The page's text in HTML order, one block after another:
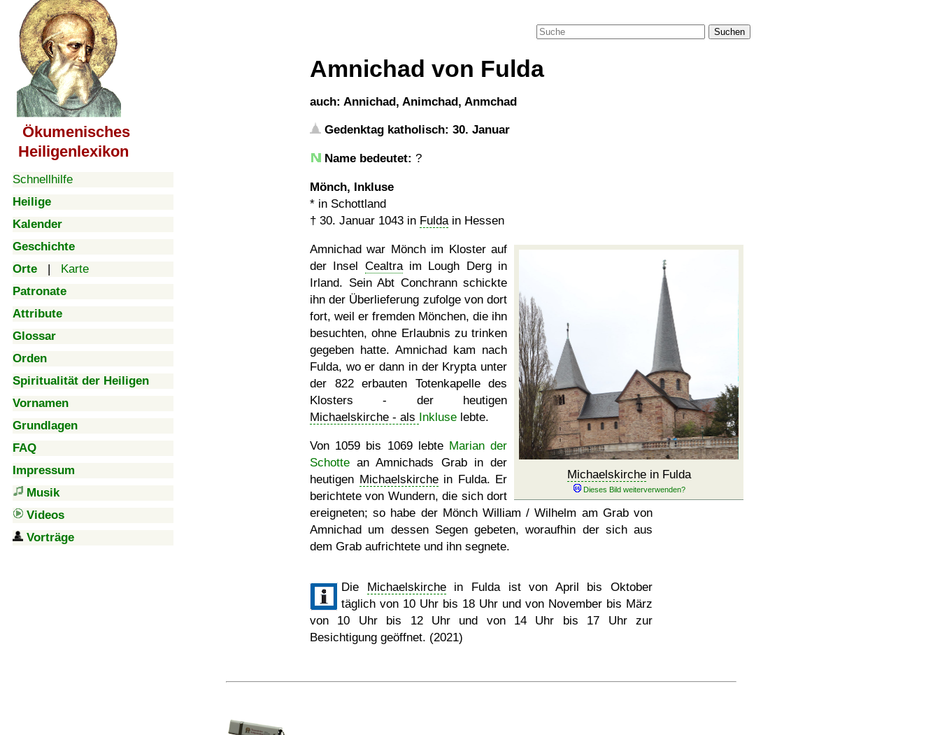
Ökumenisches
Heiligenlexikon
Schnellhilfe
Heilige
Kalender
Geschichte
Orte | Karte
Patronate
Attribute
Glossar
Orden
Spiritualität der Heiligen
Vornamen
Grundlagen
FAQ
Impressum
Musik
Videos
Vorträge
Suchen
Amnichad von Fulda
auch: Annichad, Animchad, Anmchad
Gedenktag katholisch: 30. Januar
Name bedeutet: ?
Mönch, Inkluse
* in Schottland
† 30. Januar 1043 in Fuldain Hessen
Michaelskirchein Fulda
Amnichad war Mönch im Kloster auf
der Insel Cealtraim Lough Derg in
Irland. Sein Abt Conchrann schickte
ihn der Überlieferung zufolge von dort
fort, weil er fremden Mönchen, die ihn
besuchten, ohne Erlaubnis zu trinken
gegeben hatte. Amnichad kam nach
Fulda, wo er dann in der Krypta unter
der 822 erbauten Totenkapelle des
Klosters - der heutigen
Michaelskirche - als Inkluse lebte.
Von 1059 bis 1069 lebte Marian der
Schotte an Amnichads Grab in der
heutigen Michaelskirchein Fulda. Er
berichtete von Wundern, die sich dort
ereigneten; so habe der Mönch William / Wilhelm am Grab von
Amnichad um dessen Segen gebeten, woraufhin der sich aus
dem Grab aufrichtete und ihn segnete.
Die Michaelskirchein Fulda ist von April bis Oktober
täglich von 10 Uhr bis 18 Uhr und von November bis März
von 10 Uhr bis 12 Uhr und von 14 Uhr bis 17 Uhr zur
Besichtigung geöffnet. (2021)